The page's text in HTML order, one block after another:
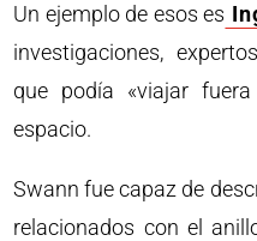
Un ejemplo de esos es
investigaciones,
que podía «viajar
espacio.
Swann fue capaz de
relacionados con el